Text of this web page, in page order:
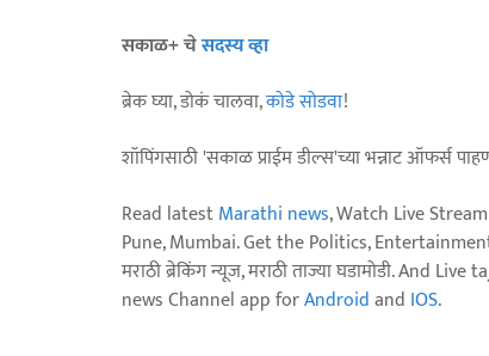
सकाळ+ चेसदस्य व्हा
ब्रेक घ्या, डोकं चालवा,कोडे सोडवा!
शॉपिंगसाठी 'सकाळ प्राईम डील्स'च्या भन्नाट ऑफर्स
Read latestMarathi news, Watch Live
Pune, Mumbai. Get the Politics,
मराठी ब्रेकिंग न्यूज, मराठी ताज्या घडामोडी. And
news Channel app forAndroidand IOS.